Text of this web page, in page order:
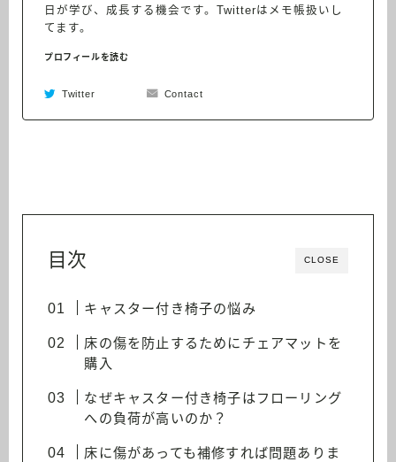
日が学び、成長する機会です。Twitterはメモ帳扱いし
てます。
プロフィールを読む
Twitter Contact
CLOSE
目次
キャスター付き椅子の悩み
床の傷を防止するためにチェアマットを
購入
なぜキャスター付き椅子はフローリング
への負荷が高いのか？
床に傷があっても補修すれば問題ありま